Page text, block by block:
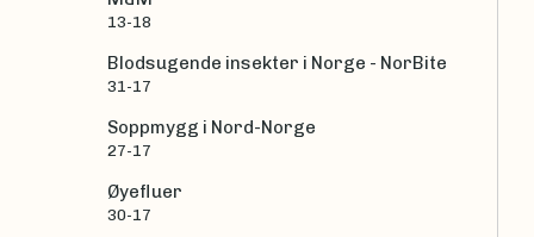
13-18
Blodsugende insekter i Norge - NorBite
31-17
Soppmygg i Nord-Norge
27-17
Øyefluer
30-17